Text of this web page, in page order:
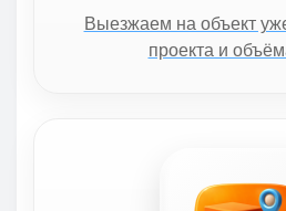
Выезжаем на объект
проекта и